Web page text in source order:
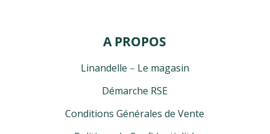
A PROPOS
Linandelle – Le magasin
Démarche RSE
Conditions Générales de Vente